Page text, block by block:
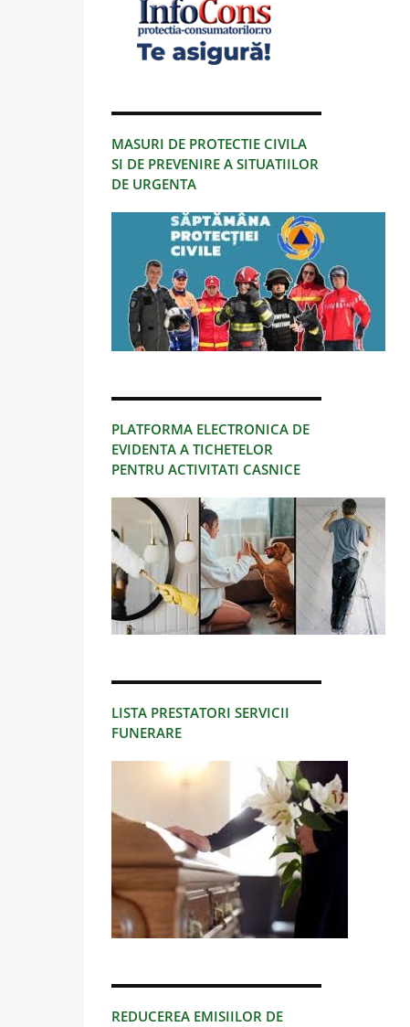
MASURI DE PROTECTIE CIVILA
SI DE PREVENIRE A SITUATIILOR
DE URGENTA
PLATFORMA ELECTRONICA DE
EVIDENTA A TICHETELOR
PENTRU ACTIVITATI CASNICE
LISTA PRESTATORI SERVICII
FUNERARE
REDUCEREA EMISIILOR DE